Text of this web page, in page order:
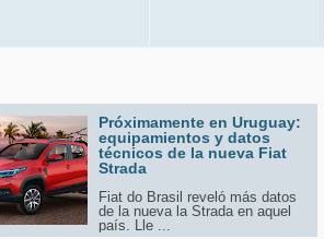
Próximamente en Uruguay:
equipamientos y datos
técnicos de la nueva Fiat
Strada
Fiat do Brasil reveló más datos
de la nueva la Strada en aquel
país. Lle ...